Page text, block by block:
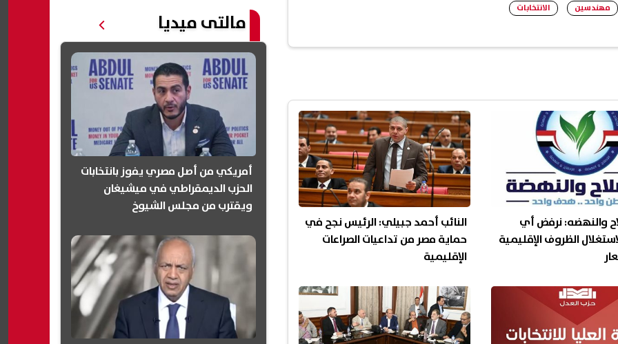
مهندسين
الانتخابات
والنهضه: نرفض أي
الظروف الإقليمية
النائب أحمد جبيلي: الرئيس نجح في
حماية مصر من تداعيات الصراعات
الإقليمية
مالتى ميديا
أمريكي من أصل مصري يفوز بانتخابات
الحزب الديمقراطي في ميشيغان
ويقترب من مجلس الشيوخ